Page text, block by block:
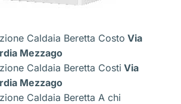
Caldaia Beretta Costo Via
Mezzago
Caldaia Beretta Costi Via
Mezzago
Caldaia Beretta A chi